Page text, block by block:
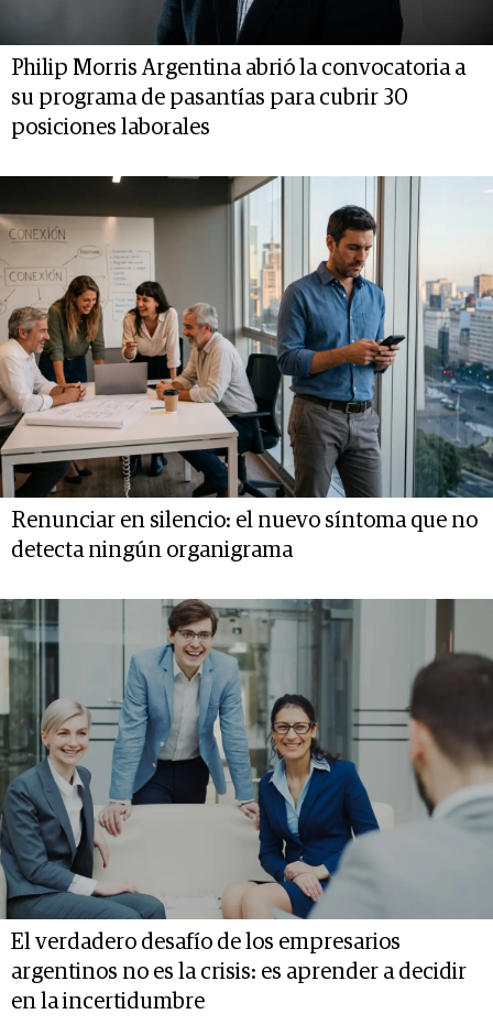
Philip Morris Argentina abrió la convocatoria a
su programa de pasantías para cubrir 30
posiciones laborales
Renunciar en silencio: el nuevo síntoma que no
detecta ningún organigrama
El verdadero desafío de los empresarios
argentinos no es la crisis: es aprender a decidir
en la incertidumbre